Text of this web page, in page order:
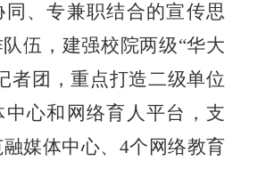
同、专兼职结合的宣传思
伍，建强校院两级“华大
者团，重点打造二级单位
中心和网络育人平台，支
媒体中心、4个网络教育